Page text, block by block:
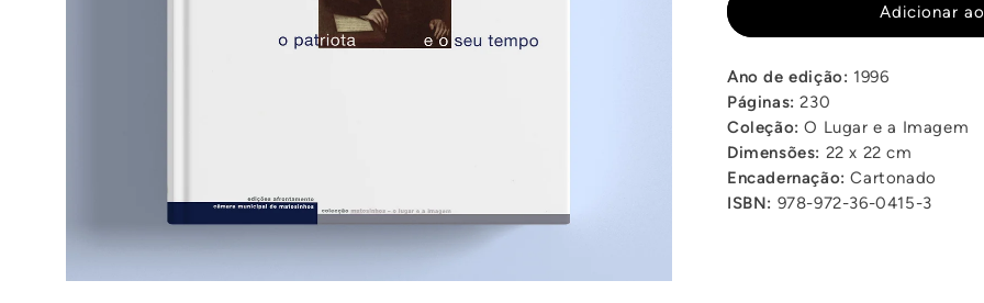
Passos
Passos
Adicionar
Ano de edição: 1996
Páginas: 230
Coleção: O Lugar e a Imagem
Dimensões: 22 x 22 cm
Encadernação: Cartonado
ISBN: 978-972-36-0415-3